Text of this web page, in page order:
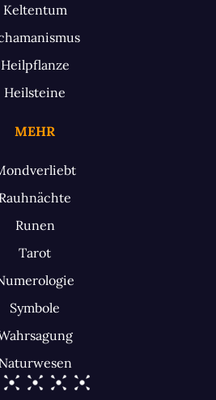
Keltentum
Heilpflanze
Heilsteine
MEHR
Rauhnächte
Runen
Tarot
Symbole
Naturwesen